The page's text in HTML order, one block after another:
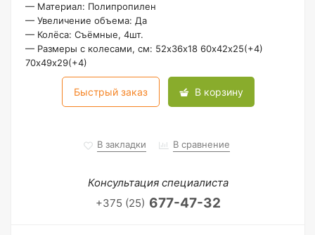
— Материал: Полипропилен
— Увеличение объема: Да
— Колёса: Съёмные, 4шт.
— Размеры с колесами, см: 52х36х18 60х42х25(+4)
70х49х29(+4)
Быстрый заказ В корзину
В закладки В сравнение
Консультация специалиста
+375 (25) 677-47-32